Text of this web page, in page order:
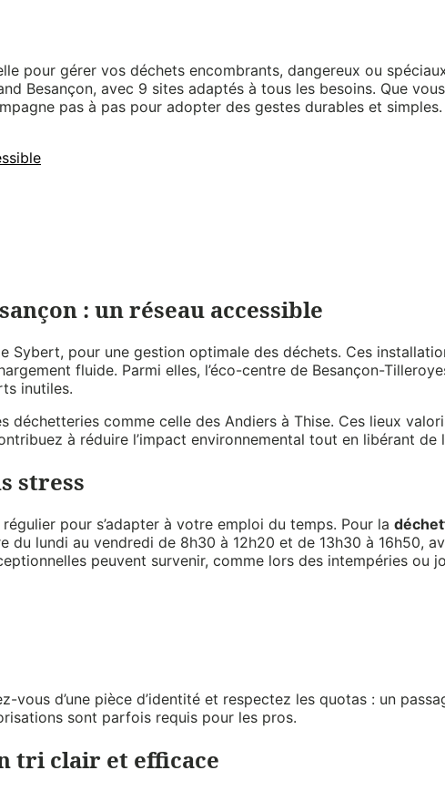
pour gérer vos déchets encombrants, dangereux ou
Besançon, avec 9 sites adaptés à tous les besoins. Que
pas à pas pour adopter des gestes durables et simples.
: un réseau accessible
Sybert, pour une gestion optimale des déchets. Ces
fluide. Parmi elles, l’éco-centre de Besançon-
inutiles.
comme celle des Andiers à Thise. Ces lieux
à réduire l’impact environnemental tout en libérant de
stress
pour s’adapter à votre emploi du temps. Pour la
lundi au vendredi de 8h30 à 12h20 et de 13h30 à 16h50,
peuvent survenir, comme lors des intempéries ou
vous d’une pièce d’identité et respectez les quotas : un
sont parfois requis pour les pros.
tri clair et efficace